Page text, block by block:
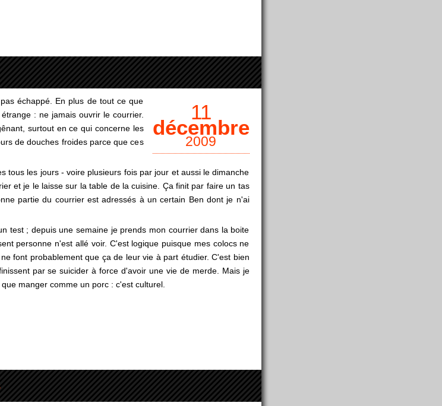
11
décembre
2009
échappé. En plus de tout ce que
: ne jamais ouvrir le courrier.
surtout en ce qui concerne les
de douches froides parce que ces
tous les jours - voire plusieurs fois par jour et aussi le dimanche
et je le laisse sur la table de la cuisine. Ça finit par faire un tas
partie du courrier est adressés à un certain Ben dont je n'ai
test ; depuis une semaine je prends mon courrier dans la boite
personne n'est allé voir. C'est logique puisque mes colocs ne
font probablement que ça de leur vie à part étudier. C'est bien
par se suicider à force d'avoir une vie de merde. Mais je
manger comme un porc : c'est culturel.